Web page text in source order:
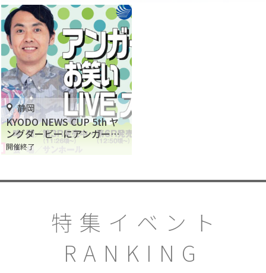
静岡
KYODO NEWS CUP 5th ヤ
ングダービーにアンガール
ズがやってくる！9月はボー
トレース浜名湖に行こう！
開催終了
特集イベント
RANKING